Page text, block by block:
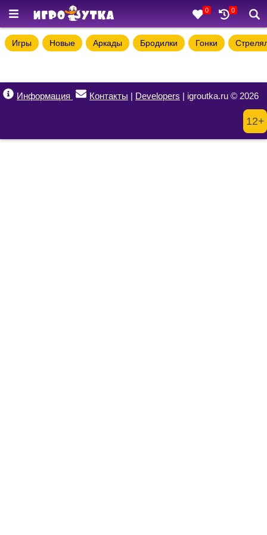
0 0
Игры Новые Аркады Бродилки Гонки
Информация Контакты | Developers | igroutka.ru © 2026
12+